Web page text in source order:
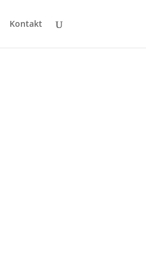
Kontakt